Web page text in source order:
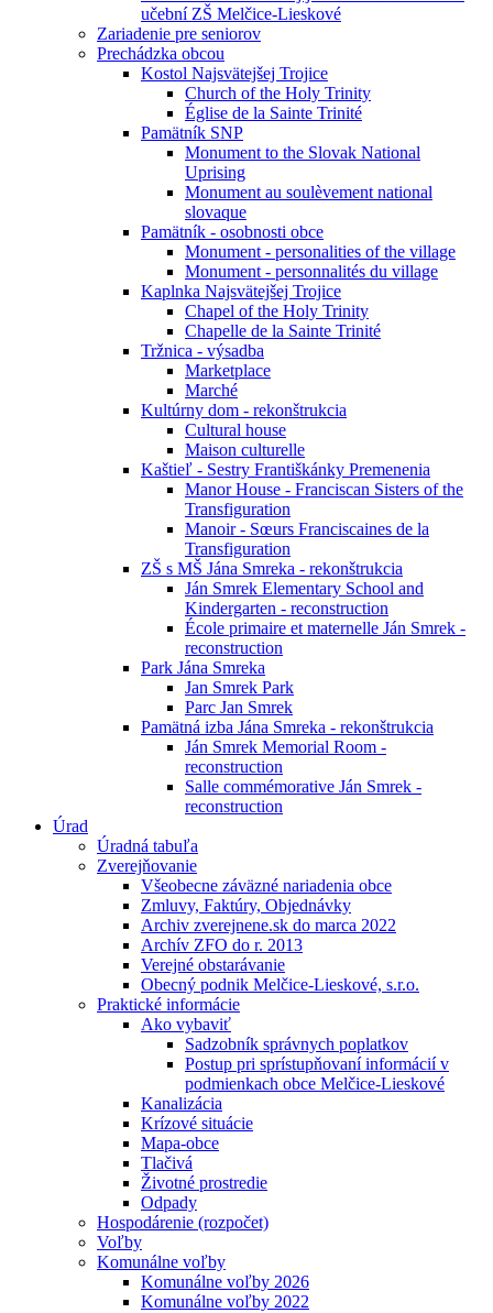
učební ZŠ Melčice-Lieskové
Zariadenie pre seniorov
Prechádzka obcou
Kostol Najsvätejšej Trojice
Church of the Holy Trinity
Église de la Sainte Trinité
Pamätník SNP
Monument to the Slovak National
Uprising
Monument au soulèvement national
slovaque
Pamätník - osobnosti obce
Monument - personalities of the village
Monument - personnalités du village
Kaplnka Najsvätejšej Trojice
Chapel of the Holy Trinity
Chapelle de la Sainte Trinité
Tržnica - výsadba
Marketplace
Marché
Kultúrny dom - rekonštrukcia
Cultural house
Maison culturelle
Kaštieľ - Sestry Františkánky Premenenia
Manor House - Franciscan Sisters of the
Transfiguration
Manoir - Sœurs Franciscaines de la
Transfiguration
ZŠ s MŠ Jána Smreka - rekonštrukcia
Ján Smrek Elementary School and
Kindergarten - reconstruction
École primaire et maternelle Ján Smrek -
reconstruction
Park Jána Smreka
Jan Smrek Park
Parc Jan Smrek
Pamätná izba Jána Smreka - rekonštrukcia
Ján Smrek Memorial Room -
reconstruction
Salle commémorative Ján Smrek -
reconstruction
Úrad
Úradná tabuľa
Zverejňovanie
Všeobecne záväzné nariadenia obce
Zmluvy, Faktúry, Objednávky
Archiv zverejnene.sk do marca 2022
Archív ZFO do r. 2013
Verejné obstarávanie
Obecný podnik Melčice-Lieskové, s.r.o.
Praktické informácie
Ako vybaviť
Sadzobník správnych poplatkov
Postup pri sprístupňovaní informácií v
podmienkach obce Melčice-Lieskové
Kanalizácia
Krízové situácie
Mapa-obce
Tlačivá
Životné prostredie
Odpady
Hospodárenie (rozpočet)
Voľby
Komunálne voľby
Komunálne voľby 2026
Komunálne voľby 2022